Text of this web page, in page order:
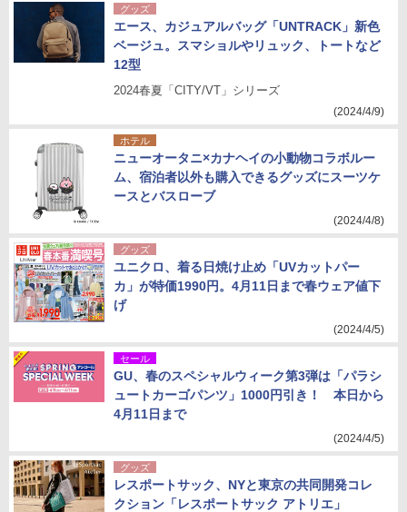
グッズ
エース、カジュアルバッグ「UNTRACK」新色
ベージュ。スマショルやリュック、トートなど
12型
2024春夏「CITY/VT」シリーズ
(2024/4/9)
ホテル
ニューオータニ×カナヘイの小動物コラボルー
ム、宿泊者以外も購入できるグッズにスーツケ
ースとバスローブ
(2024/4/8)
グッズ
ユニクロ、着る日焼け止め「UVカットパー
カ」が特価1990円。4月11日まで春ウェア値下
げ
(2024/4/5)
セール
GU、春のスペシャルウィーク第3弾は「パラシ
ュートカーゴパンツ」1000円引き！ 本日から
4月11日まで
(2024/4/5)
グッズ
レスポートサック、NYと東京の共同開発コレ
クション「レスポートサック アトリエ」